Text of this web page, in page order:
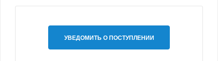
УВЕДОМИТЬ О ПОСТУПЛЕНИИ